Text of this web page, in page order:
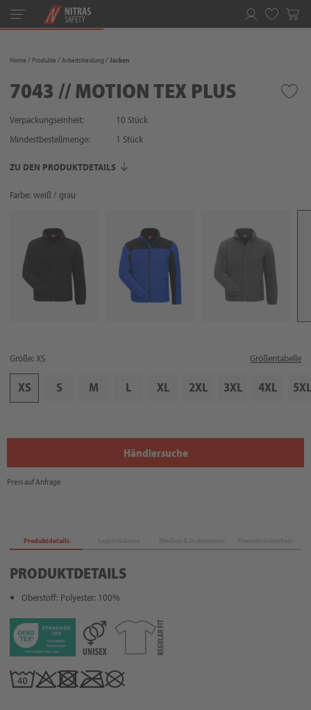
Toggle
navigation
Home Produkte Arbeitskleidung Jacken
7043 // MOTION TEX PLUS
Verpackungseinheit:
10 Stück
Mindestbestellmenge:
1 Stück
ZU DEN PRODUKTDETAILS
Farbe: weiß / grau
Größe: XS Größentabelle
XS S M L XL 2XL 3XL 4XL 5XL
Händlersuche
Preis auf Anfrage
Produktdetails
PRODUKTDETAILS
Oberstoff: Polyester: 100%